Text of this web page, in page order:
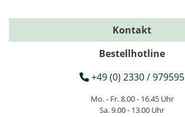
Kontakt
Bestellhotline
+49 (0) 2330 / 979595
Mo. - Fr. 8.00 - 16.45 Uhr
Sa. 9.00 - 13.00 Uhr